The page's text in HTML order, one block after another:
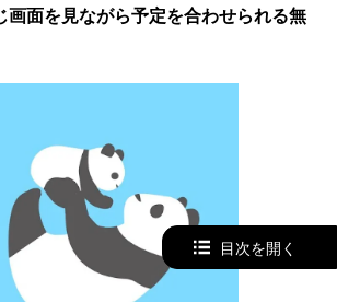
画面を見ながら予定を合わせられる無
目次を開く